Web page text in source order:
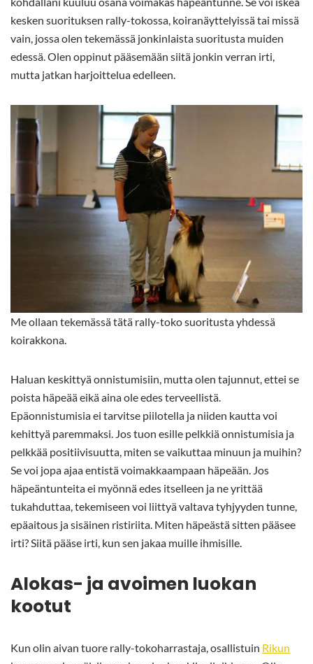
kesken suorituksen rally-tokossa, koiranäyttelyissä tai missä
vain, jossa olen tekemässä jonkinlaista suoritusta muiden
edessä. Olen oppinut pääsemään siitä jonkin verran irti,
mutta jatkan harjoittelua edelleen.
Me ollaan tekemässä tätä rally-toko suoritusta yhdessä
koirakkona.
Haluan keskittyä onnistumisiin, mutta olen tajunnut, ettei se
poista häpeää eikä aina ole edes terveellistä.
Epäonnistumisia ei tarvitse piilotella ja niiden kautta voi
kehittyä paremmaksi. Jos tuon esille pelkkiä onnistumisia ja
pelkkää positiivisuutta, miten se vaikuttaa minuun ja muihin?
Se voi jopa ajaa entistä voimakkaampaan häpeään. Jos
häpeäntunteita ei myönnä edes itselleen ja ne yrittää
tukahduttaa, tekemiseen voi liittyä valtava tyhjyyden tunne,
epäaitous ja sisäinen ristiriita. Miten häpeästä sitten pääsee
irti? Siitä pääse irti, kun sen jakaa muille ihmisille.
Alokas- ja avoimen luokan
kootut
Kun olin aivan tuore rally-tokoharrastaja, osallistuin Rikun